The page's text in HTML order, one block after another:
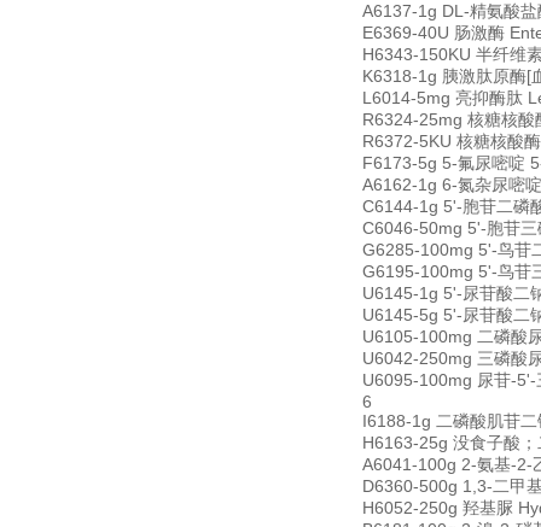
A6137-1g DL-精氨酸
E6369-40U 肠激酶
H6343-150KU 半纤维
K6318-1g 胰激肽原酶[
L6014-5mg 亮抑酶肽
R6324-25mg 核糖核
R6372-5KU 核糖核酸
F6173-5g 5-氟尿嘧啶
A6162-1g 6-氮杂尿嘧
C6144-1g 5'-胞苷二磷
C6046-50mg 5'-胞苷
G6285-100mg 5'-鸟苷
G6195-100mg 5'-鸟苷
U6145-1g 5'-尿苷酸二
U6145-5g 5'-尿苷酸二
U6105-100mg 二磷酸
U6042-250mg 三磷酸
U6095-100mg 尿苷-
6
I6188-1g 二磷酸肌苷
H6163-25g 没食子酸
A6041-100g 2-氨基-2-
D6360-500g 1,3-二甲
H6052-250g 羟基脲